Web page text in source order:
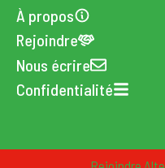
À propos
Rejoindre
Nous écrire
Confidentialité